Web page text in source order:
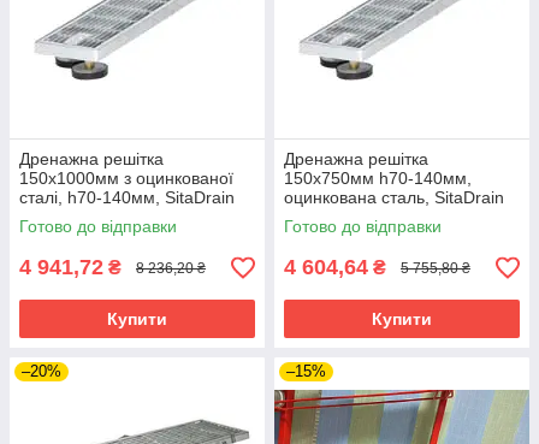
Дренажна решітка
150х1000мм з оцинкованої
сталі, h70-140мм, SitaDrain
Klassik
Готово до відправки
4 941,72 ₴ 8 236,20 ₴
Купити
Дренажна решітка
150х750мм h70-140мм,
оцинкована сталь, SitaDrain
Klassik
Готово до відправки
4 604,64 ₴ 5 755,80 ₴
Купити
–20% –15%